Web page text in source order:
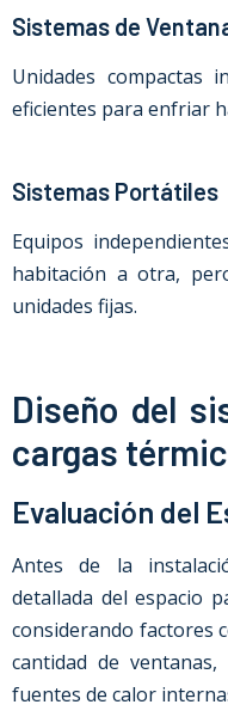
Sistemas de
Unidades compactas
eficientes para enfriar
Sistemas Portátiles
Equipos
habitación a otra,
unidades fijas.
Diseño del
cargas
Evaluación del
Antes de la
detallada del espacio
considerando factores
cantidad de
fuentes de calor